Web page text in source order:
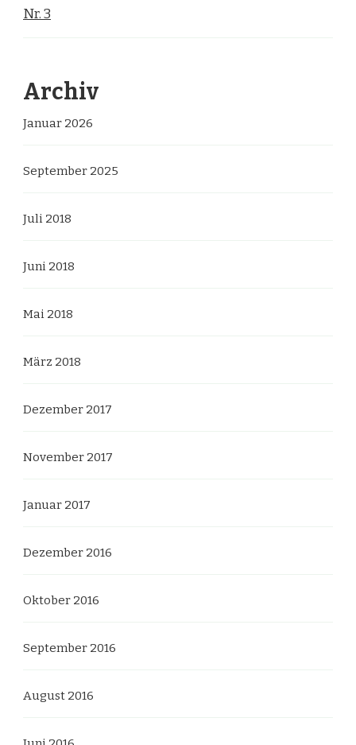
Nr. 3
Archiv
Januar 2026
September 2025
Juli 2018
Juni 2018
Mai 2018
März 2018
Dezember 2017
November 2017
Januar 2017
Dezember 2016
Oktober 2016
September 2016
August 2016